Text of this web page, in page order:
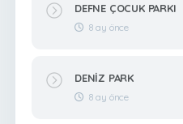
DEFNE ÇOCUK PARKI
8 ay önce
DENİZ PARK
8 ay önce